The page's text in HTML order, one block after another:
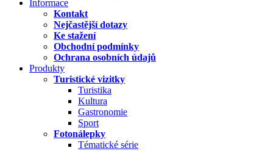
Informace
Kontakt
Nejčastější dotazy
Ke stažení
Obchodní podmínky
Ochrana osobních údajů
Produkty
Turistické vizitky
Turistika
Kultura
Gastronomie
Sport
Fotonálepky
Tématické série